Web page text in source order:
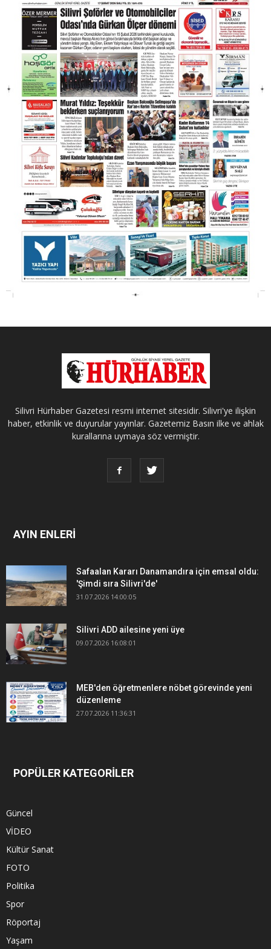
Silivri Hürhaber Gazetesi resmi internet sitesidir. Silivri'ye ilişkin
haber, etkinlik ve duyurular yayınlar. Gazetemiz Basın ilke ve ahlak
kurallarına uymaya söz vermiştir.
AYIN ENLERİ
Safaalan Kararı Danamandıra için emsal oldu:
'Şimdi sıra Silivri'de'
31.07.2026 14:00:05
Silivri ADD ailesine yeni üye
09.07.2026 16:08:01
MEB'den öğretmenlere nöbet görevinde yeni
düzenleme
27.07.2026 11:36:31
POPÜLER KATEGORİLER
Güncel
VİDEO
Kültür Sanat
FOTO
Politika
Spor
Röportaj
Yaşam